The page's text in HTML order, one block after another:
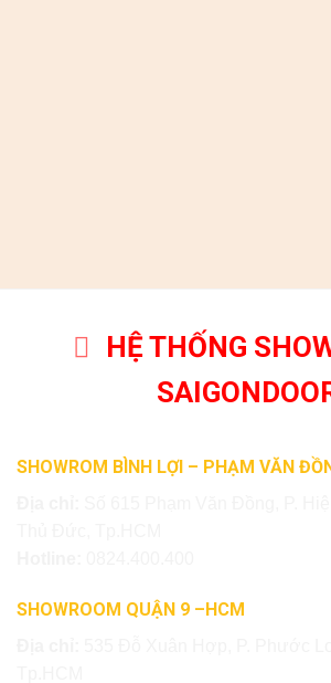
HỆ THỐNG
SHOWROM BÌNH LỢI – PHẠM VĂN
SHOWROOM QUẬN 9 –HCM